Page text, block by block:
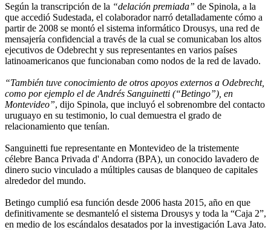
Según la transcripción de la “delación premiada” de Spinola, a la
que accedió Sudestada, el colaborador narró detalladamente cómo a
partir de 2008 se montó el sistema informático Drousys, una red de
mensajería confidencial a través de la cual se comunicaban los altos
ejecutivos de Odebrecht y sus representantes en varios países
latinoamericanos que funcionaban como nodos de la red de lavado.
“También tuve conocimiento de otros apoyos externos a Odebrecht,
como por ejemplo el de Andrés Sanguinetti (“Betingo”), en
Montevideo”, dijo Spinola, que incluyó el sobrenombre del contacto
uruguayo en su testimonio, lo cual demuestra el grado de
relacionamiento que tenían.
Sanguinetti fue representante en Montevideo de la tristemente
célebre Banca Privada d' Andorra (BPA), un conocido lavadero de
dinero sucio vinculado a múltiples causas de blanqueo de capitales
alrededor del mundo.
Betingo cumplió esa función desde 2006 hasta 2015, año en que
definitivamente se desmanteló el sistema Drousys y toda la “Caja 2”,
en medio de los escándalos desatados por la investigación Lava Jato.